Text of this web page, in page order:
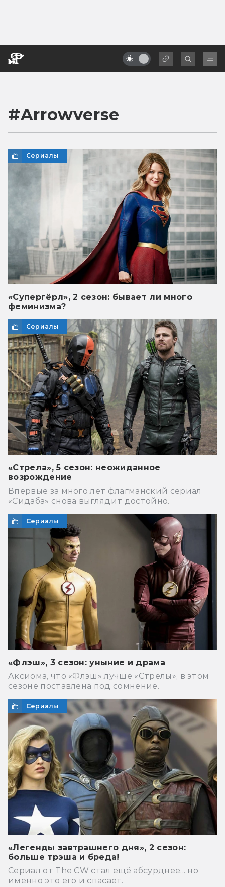
#Arrowverse
Сериалы
«Супергёрл», 2 сезон: бывает ли много
феминизма?
Сериалы
«Стрела», 5 сезон: неожиданное
возрождение
Впервые за много лет флагманский сериал
«Сидаба» снова выглядит достойно.
Сериалы
«Флэш», 3 сезон: уныние и драма
Аксиома, что «Флэш» лучше «Стрелы», в этом
сезоне поставлена под сомнение.
Сериалы
«Легенды завтрашнего дня», 2 сезон:
больше трэша и бреда!
Сериал от The CW стал ещё абсурднее... но
именно это его и спасает.